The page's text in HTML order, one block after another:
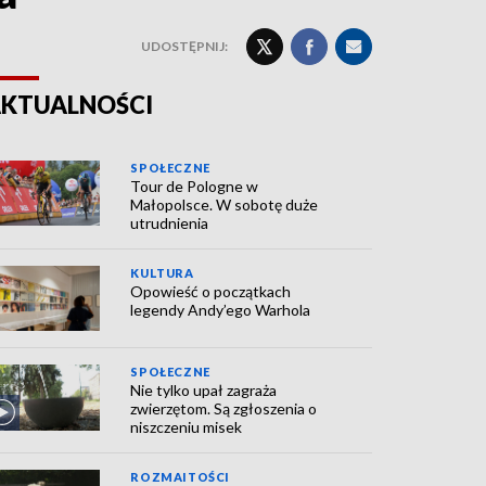
UDOSTĘPNIJ:
SPOŁECZNE
Tour de Pologne w
Małopolsce. W sobotę duże
utrudnienia
KULTURA
Opowieść o początkach
legendy Andy’ego Warhola
SPOŁECZNE
Nie tylko upał zagraża
zwierzętom. Są zgłoszenia o
niszczeniu misek
ROZMAITOŚCI